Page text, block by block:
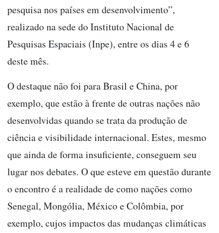
pesquisa nos países em desenvolvimento”,
realizado na sede do Instituto Nacional de
Pesquisas Espaciais (Inpe), entre os dias 4 e 6
deste mês.
O destaque não foi para Brasil e China, por
exemplo, que estão à frente de outras nações não
desenvolvidas quando se trata da produção de
ciência e visibilidade internacional. Estes, mesmo
que ainda de forma insuficiente, conseguem seu
lugar nos debates. O que esteve em questão durante
o encontro é a realidade de como nações como
Senegal, Mongólia, México e Colômbia, por
exemplo, cujos impactos das mudanças climáticas